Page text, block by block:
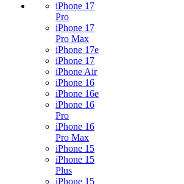
iPhone 17
Pro
iPhone 17
Pro Max
iPhone 17e
iPhone 17
iPhone Air
iPhone 16
iPhone 16e
iPhone 16
Pro
iPhone 16
Pro Max
iPhone 15
iPhone 15
Plus
iPhone 15